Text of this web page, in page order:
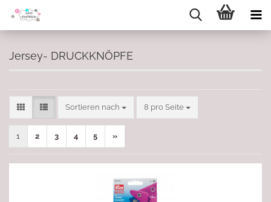
Jersey- DRUCKKNÖPFE
Sortieren nach
Sortieren nach 8 pro Seite
pro Seite
1 2 3 4 5 »